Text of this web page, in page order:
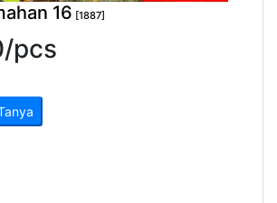
16 [1887]
/pcs